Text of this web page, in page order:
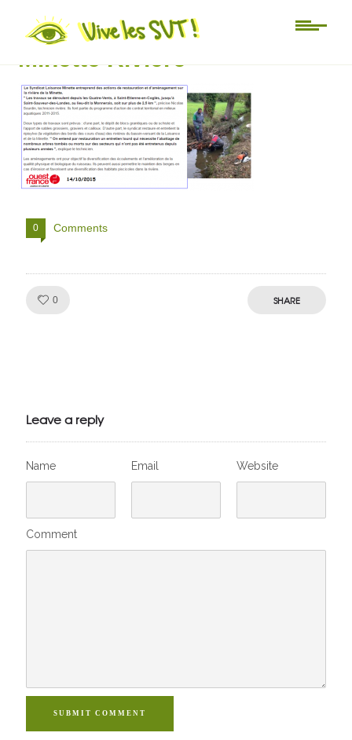
ouest France syndicat
Minette Riviere
0 Comments
0 SHARE
Leave a reply
Name Email Website
Comment
SUBMIT COMMENT